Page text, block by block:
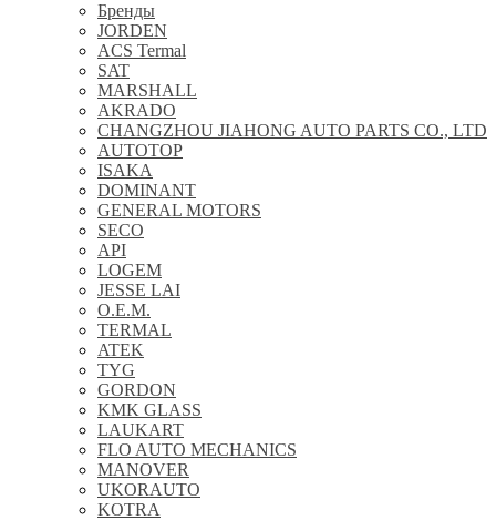
Бренды
JORDEN
ACS Termal
SAT
MARSHALL
AKRADO
CHANGZHOU JIAHONG AUTO PARTS CO., LTD
AUTOTOP
ISAKA
DOMINANT
GENERAL MOTORS
SECO
API
LOGEM
JESSE LAI
O.E.M.
TERMAL
ATEK
TYG
GORDON
KMK GLASS
LAUKART
FLO AUTO MECHANICS
MANOVER
UKORAUTO
KOTRA